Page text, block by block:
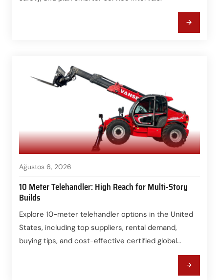
Ağustos 6, 2026
10 Meter Telehandler: High Reach for Multi-Story
Builds
Explore 10-meter telehandler options in the United
States, including top suppliers, rental demand,
buying tips, and cost-effective certified global